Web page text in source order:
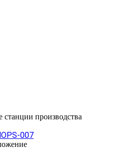
производства
007